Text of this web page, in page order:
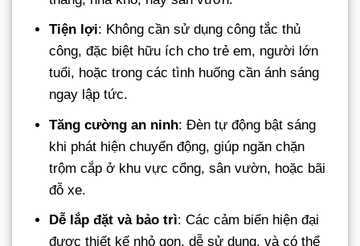
Tiện lợi: Không cần sử dụng công tắc thủ
công, đặc biệt hữu ích cho trẻ em, người lớn
tuổi, hoặc trong các tình huống cần ánh sáng
ngay lập tức.
Tăng cường an ninh: Đèn tự động bật sáng
khi phát hiện chuyển động, giúp ngăn chặn
trộm cắp ở khu vực cổng, sân vườn, hoặc bãi
đỗ xe.
Dễ lắp đặt và bảo trì: Các cảm biến hiện đại
được thiết kế nhỏ gọn, dễ sử dụng, và có thể